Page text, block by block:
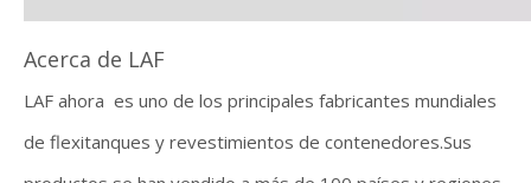
Acerca de LAF
LAF ahora es uno de los principales fabricantes mundiales
de flexitanques y revestimientos de contenedores.Sus